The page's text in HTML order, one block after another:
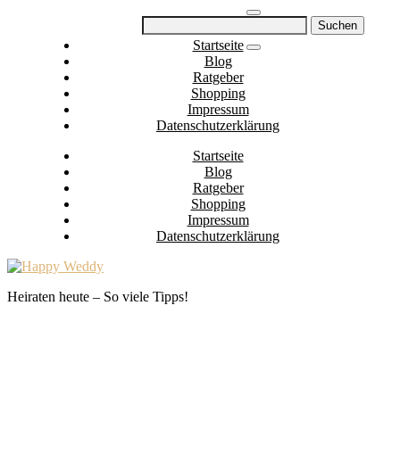
Startseite
Blog
Ratgeber
Shopping
Impressum
Datenschutzerklärung
Startseite
Blog
Ratgeber
Shopping
Impressum
Datenschutzerklärung
Suchen
nach:
Heiraten heute – So viele Tipps!